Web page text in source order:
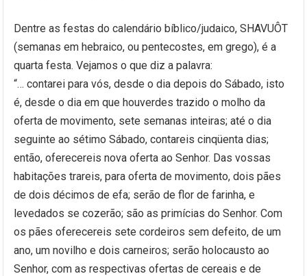
Dentre as festas do calendário bíblico/judaico, SHAVUÔT
(semanas em hebraico, ou pentecostes, em grego), é a
quarta festa. Vejamos o que diz a palavra:
“… contarei para vós, desde o dia depois do Sábado, isto
é, desde o dia em que houverdes trazido o molho da
oferta de movimento, sete semanas inteiras; até o dia
seguinte ao sétimo Sábado, contareis cinqüenta dias;
então, oferecereis nova oferta ao Senhor. Das vossas
habitações trareis, para oferta de movimento, dois pães
de dois décimos de efa; serão de flor de farinha, e
levedados se cozerão; são as primícias do Senhor. Com
os pães oferecereis sete cordeiros sem defeito, de um
ano, um novilho e dois carneiros; serão holocausto ao
Senhor, com as respectivas ofertas de cereais e de